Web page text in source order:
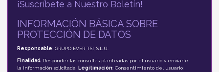
¡Suscríbete a Nuestro Boletín!
INFORMACIÓN BÁSICA SOBRE
PROTECCIÓN DE DATOS
Responsable: GRUPO EVER TSI, S.L.U.
Finalidad: Responder las consultas planteadas por el usuario y enviarle
la información solicitada; Legitimación: Consentimiento del usuario;